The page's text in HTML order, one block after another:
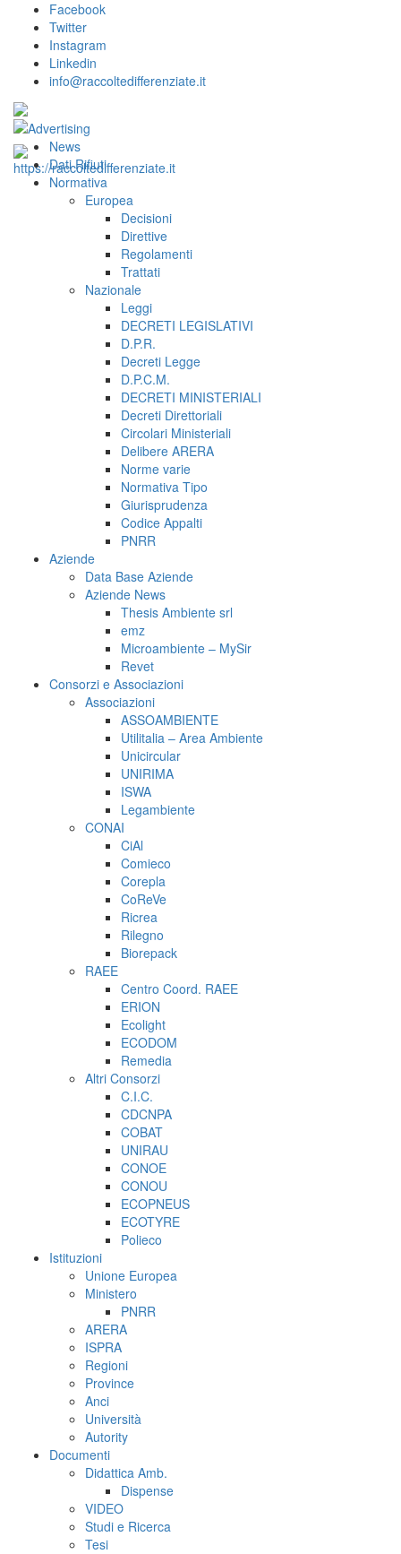
Facebook
Twitter
Instagram
Linkedin
info@raccoltedifferenziate.it
News
Dati Rifiuti
Normativa
Europea
Decisioni
Direttive
Regolamenti
Trattati
Nazionale
Leggi
DECRETI LEGISLATIVI
D.P.R.
Decreti Legge
D.P.C.M.
DECRETI MINISTERIALI
Decreti Direttoriali
Circolari Ministeriali
Delibere ARERA
Norme varie
Normativa Tipo
Giurisprudenza
Codice Appalti
PNRR
Aziende
Data Base Aziende
Aziende News
Thesis Ambiente srl
emz
Microambiente – MySir
Revet
Consorzi e Associazioni
Associazioni
ASSOAMBIENTE
Utilitalia – Area Ambiente
Unicircular
UNIRIMA
ISWA
Legambiente
CONAI
CiAl
Comieco
Corepla
CoReVe
Ricrea
Rilegno
Biorepack
RAEE
Centro Coord. RAEE
ERION
Ecolight
ECODOM
Remedia
Altri Consorzi
C.I.C.
CDCNPA
COBAT
UNIRAU
CONOE
CONOU
ECOPNEUS
ECOTYRE
Polieco
Istituzioni
Unione Europea
Ministero
PNRR
ARERA
ISPRA
Regioni
Province
Anci
Università
Autority
Documenti
Didattica Amb.
Dispense
VIDEO
Studi e Ricerca
Tesi